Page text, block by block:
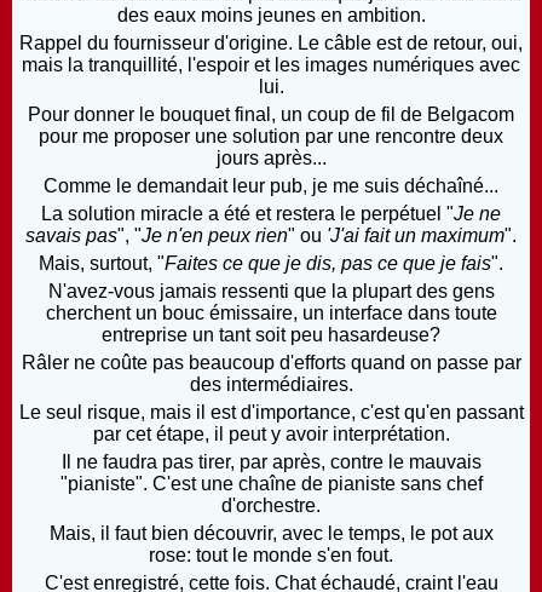
des eaux moins jeunes en ambition.
Rappel du fournisseur d'origine. Le câble est de retour, oui,
mais la tranquillité, l'espoir et les images numériques avec
lui.
Pour donner le bouquet final, un coup de fil de Belgacom
pour me proposer une solution par une rencontre deux
jours après...
Comme le demandait leur pub, je me suis déchaîné...
La solution miracle a été et restera le perpétuel "Je ne
savais pas", "Je n'en peux rien" ou 'J'ai fait un maximum".
Mais, surtout, "Faites ce que je dis, pas ce que je fais".
N'avez-vous jamais ressenti que la plupart des gens
cherchent un bouc émissaire, un interface dans toute
entreprise un tant soit peu hasardeuse?
Râler ne coûte pas beaucoup d'efforts quand on passe par
des intermédiaires.
Le seul risque, mais il est d'importance, c'est qu'en passant
par cet étape, il peut y avoir interprétation.
Il ne faudra pas tirer, par après, contre le mauvais
"pianiste". C'est une chaîne de pianiste sans chef
d'orchestre.
Mais, il faut bien découvrir, avec le temps, le pot aux
rose: tout le monde s'en fout.
C'est enregistré, cette fois. Chat échaudé, craint l'eau